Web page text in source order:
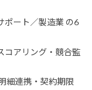
ポート／製造業 の6
コアリング・競合監
細連携・契約期限